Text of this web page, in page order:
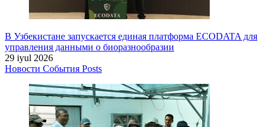
В Узбекистане запускается единая платформа ECODATA для
управления данными о биоразнообразии
29 iyul 2026
Новости События Posts